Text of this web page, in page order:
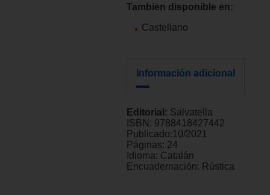
Tambien disponible en:
Castellano
Información adicional
Editorial: Salvatella
ISBN: 9788418427442
Publicado:10/2021
Páginas: 24
Idioma: Catalán
Encuadernación: Rústica